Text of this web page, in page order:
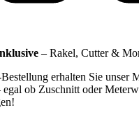
– Rakel, Cutter &
erhalten Sie unser
egal ob Zuschnitt oder